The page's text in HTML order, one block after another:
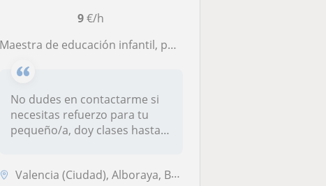
9€/h
Maestra de educación infantil, puedo desplazarme para el apoyo escolar
No dudes en contactarme si
necesitas refuerzo para tu
pequeño/a, doy clases hasta
Valencia (Ciudad), Alboraya, Burjassot, Tavernes Blanques, Vinalesa